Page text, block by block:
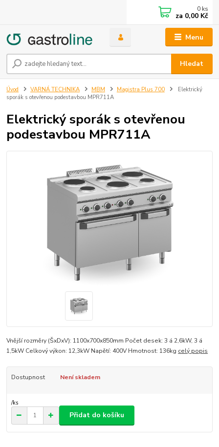
Menu
Hledat
0 ks
za 0,00 Kč
Úvod VARNÁ TECHNIKA MBM Magistra Plus 700
Elektrický
sporák s otevřenou podestavbou MPR711A
Elektrický sporák s otevřenou
podestavbou MPR711A
Vnější rozměry (ŠxDxV): 1100x700x850mm Počet desek: 3 á 2,6kW, 3 á
1,5kW Celkový výkon: 12,3kW Napětí: 400V Hmotnost: 136kg celý popis
Dostupnost Není skladem
/ks
Přidat do košíku